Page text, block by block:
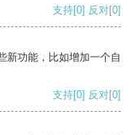
支持[0] 反对[0]
新功能，比如增加一个自
支持[0] 反对[0]